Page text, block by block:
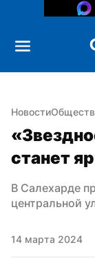
Новости
станет
В Салехарде
центральной
14 марта 2024